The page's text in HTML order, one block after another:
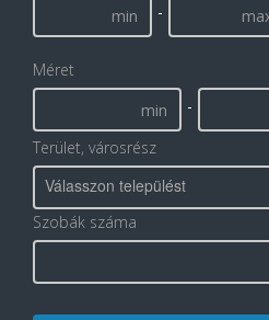
-
Méret
-
Terület, városrész
Válasszon települést
Szobák száma